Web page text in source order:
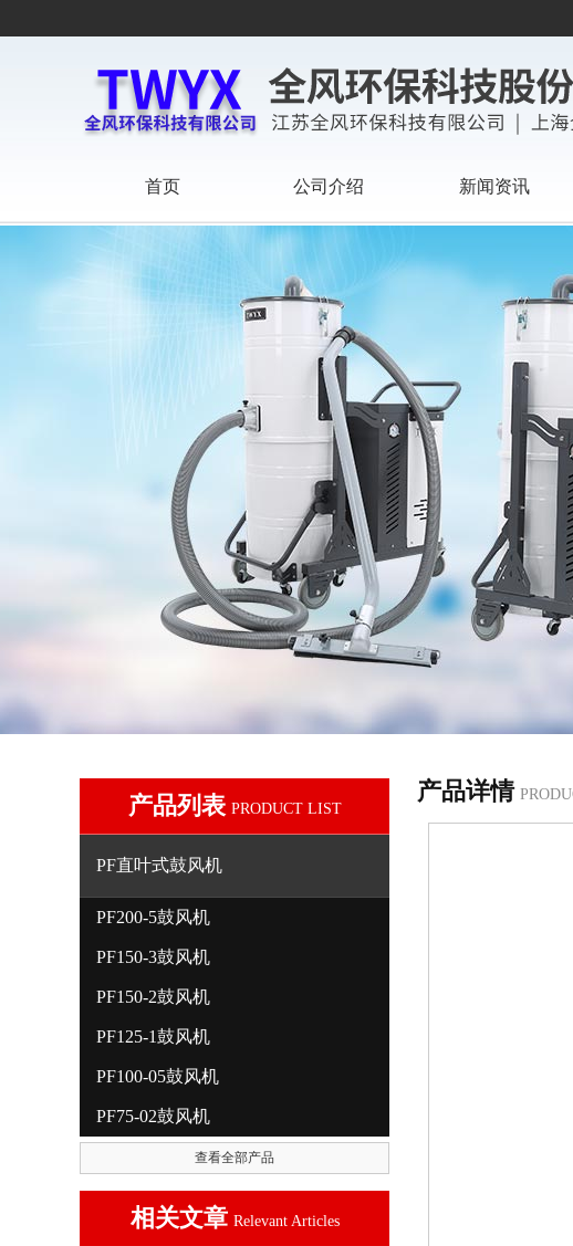
首页 公司介绍 新闻资讯
产品列表 PRODUCT LIST
PF直叶式鼓风机
PF200-5鼓风机
PF150-3鼓风机
PF150-2鼓风机
PF125-1鼓风机
PF100-05鼓风机
PF75-02鼓风机
查看全部产品
相关文章 Relevant Articles
产品详情